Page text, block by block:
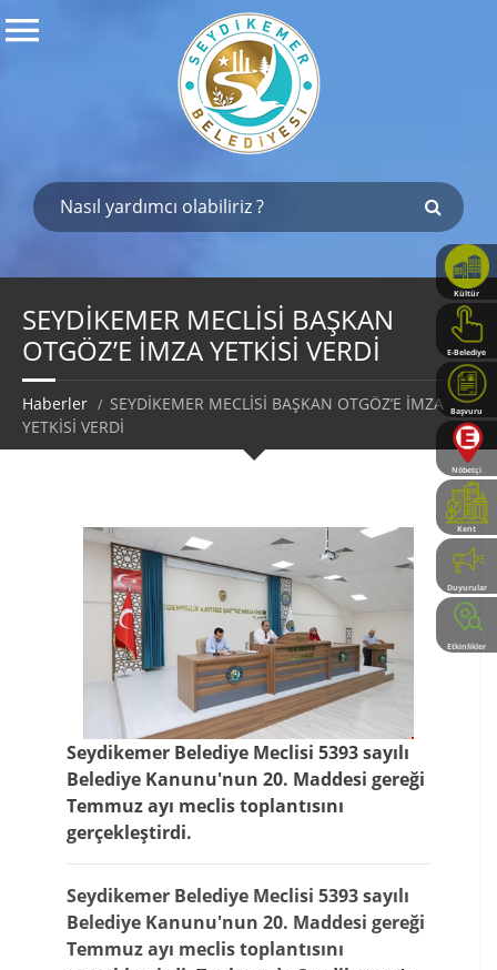
Kültür
Haritası
E-Belediye
Başvuru
Rehberi
Nöbetçi
Eczaneler
Kent
Rehberi
Duyurular
Etkinlikler
SEYDİKEMER MECLİSİ BAŞKAN
OTGÖZ’E İMZA YETKİSİ VERDİ
Haberler
SEYDİKEMER MECLİSİ BAŞKAN OTGÖZ’E İMZA
YETKİSİ VERDİ
Seydikemer Belediye Meclisi 5393 sayılı
Belediye Kanunu'nun 20. Maddesi gereği
Temmuz ayı meclis toplantısını
gerçekleştirdi.
Seydikemer Belediye Meclisi 5393 sayılı
Belediye Kanunu'nun 20. Maddesi gereği
Temmuz ayı meclis toplantısını